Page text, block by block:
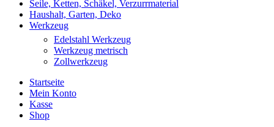
Seile, Ketten, Schäkel, Verzurrmaterial
Haushalt, Garten, Deko
Werkzeug
Edelstahl Werkzeug
Werkzeug metrisch
Zollwerkzeug
Startseite
Mein Konto
Kasse
Shop